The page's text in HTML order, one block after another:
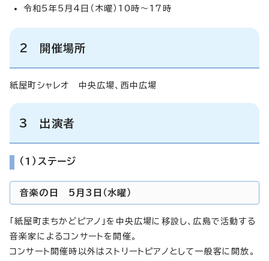
令和5年5月4日（木曜）10時～17時
2 開催場所
紙屋町シャレオ 中央広場、西中広場
3 出演者
（1）ステージ
音楽の日 5月3日（水曜）
「紙屋町まちかどピアノ」を中央広場に移設し、広島で活動する
音楽家によるコンサートを開催。
コンサート開催時以外はストリートピアノとして一般客に開放。